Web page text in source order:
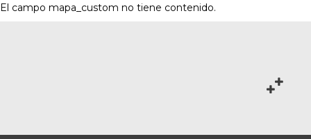
El campo mapa_custom no tiene contenido.